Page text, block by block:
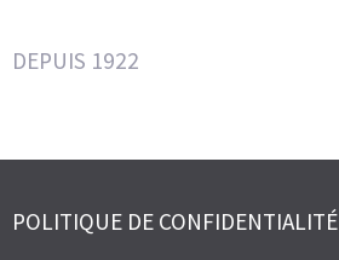
DEPUIS 1922
POLITIQUE DE CONFIDENTIALITÉ